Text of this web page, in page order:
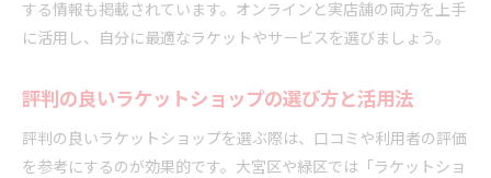
する情報も掲載されています。オンラインと実店舗の両方を上手
に活用し、自分に最適なラケットやサービスを選びましょう。
評判の良いラケットショップの選び方と活用法
評判の良いラケットショップを選ぶ際は、口コミや利用者の評価
を参考にするのが効果的です。大宮区や緑区では「ラケットショ